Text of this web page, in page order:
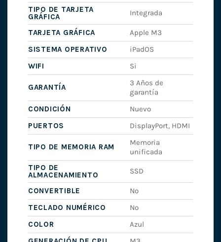
TIPO DE TARJETA
GRÁFICA
Integrada
TARJETA GRÁFICA
Apple M3
SISTEMA OPERATIVO
iPadOS
WIFI
Si
GARANTÍA
3 Años de
garantía
CONDICIÓN
Nuevo
PUERTOS
DisplayPort, HDMI
TIPO DE MEMORIA RAM
Memoria
unificada
TIPO DE
ALMACENAMIENTO
SSD
CONVERTIBLE
No
TECLADO NUMÉRICO
No
COLOR
Azul